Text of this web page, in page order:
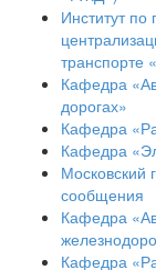
Институт по
транспорте
Кафедра
дорогах»
Кафедра
Кафедра
Московский
сообщения
Кафедра
Кафедра